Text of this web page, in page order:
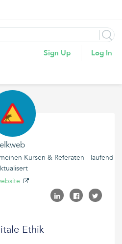
Sign Up Log In
elkweb
Kursen & Referaten - laufend
Ethik